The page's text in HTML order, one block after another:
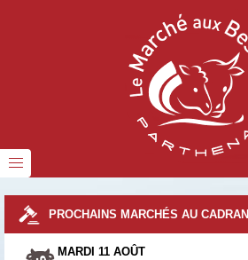
PROCHAINS MARCHÉS AU CADRAN
MARDI 11 AOÛT